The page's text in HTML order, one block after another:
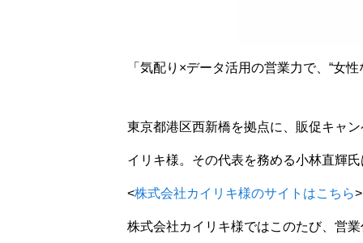
「気配り×データ活用の営業力で、“女
東京都港区西新橋を拠点に、販促キャ
イリキ様。その代表を務める小林直輝
<株式会社カイリキ様のサイトはこちら>
株式会社カイリキ様ではこのたび、営